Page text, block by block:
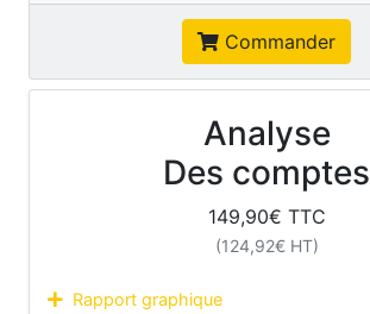
Commander
Analyse
Des comptes
149,90€ TTC
(124,92€ HT)
Rapport graphique